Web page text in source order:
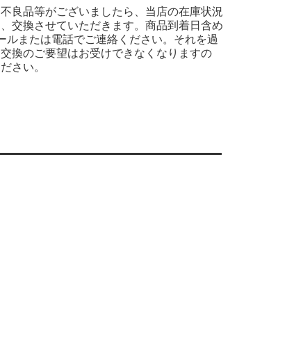
良品等がございましたら、当店の在庫状況
交換させていただきます。商品到着日含め
ルまたは電話でご連絡ください。それを過
換のご要望はお受けできなくなりますの
さい。